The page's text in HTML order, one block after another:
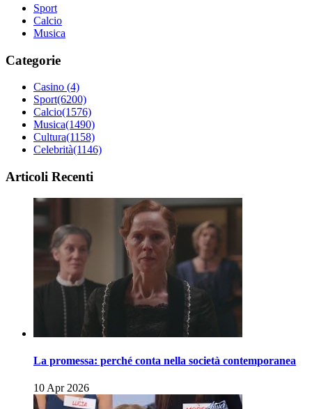
Sport
Calcio
Musica
Categorie
Casino (4)
Sport(6200)
Calcio(1576)
Musica(1490)
Cultura(1158)
Celebrità(1146)
Articoli Recenti
La promessa: perché conta nella società contemporanea
10 Apr 2026